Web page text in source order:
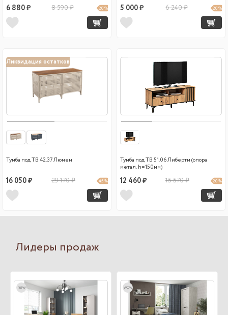
6 880 ₽ 8 590 ₽ 20 % 5 000 ₽ 6 240 ₽ 20 %
Ликвидация остатков
Тумба под ТВ 42.37 Люмен
16 050 ₽ 29 170 ₽ 45 %
Тумба под ТВ 51.06 Либерти (опора
метал. h=150мм)
12 460 ₽ 15 570 ₽ 20 %
Лидеры продаж
new wow